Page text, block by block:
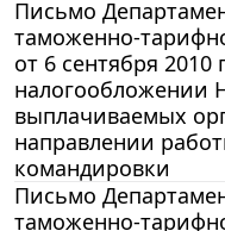
Письмо
таможенно-
от 6 сентября 2010
налогообложении
выплачиваемых
направлении
командировки
Письмо
таможенно-